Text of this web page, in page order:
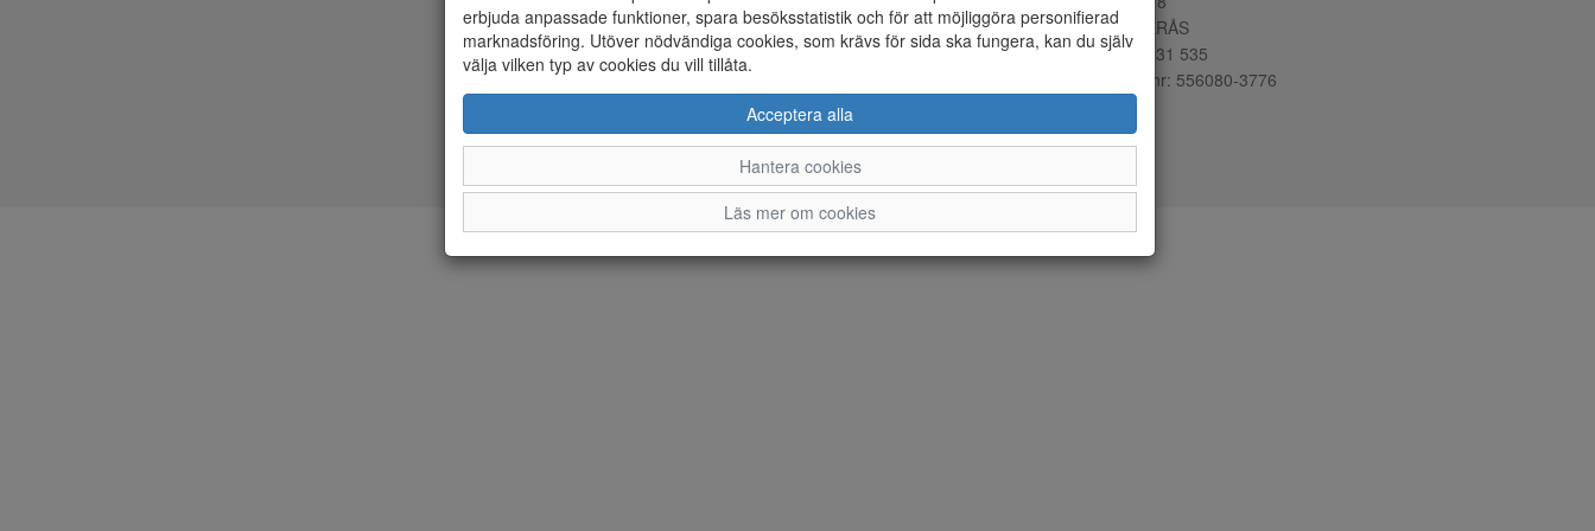
erbjuda anpassade funktioner, spara besöksstatistik och för att möjliggöra personifierad
marknadsföring. Utöver nödvändiga cookies, som krävs för sida ska fungera, kan du själv
välja vilken typ av cookies du vill tillåta.
Acceptera alla
Hantera cookies
Läs mer om cookies
722 15 VÄSTERÅS
Telefon:021-131 535
Organisationsnr: 556080-3776
Ändra inställingar för cookies
© Norrmans Skor AB 2026 i samarbete med